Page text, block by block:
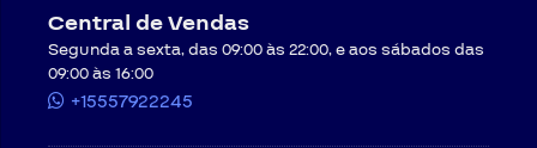
Central de Vendas
Segunda a sexta, das 09:00 às 22:00, e aos sábados das
09:00 às 16:00
+15557922245